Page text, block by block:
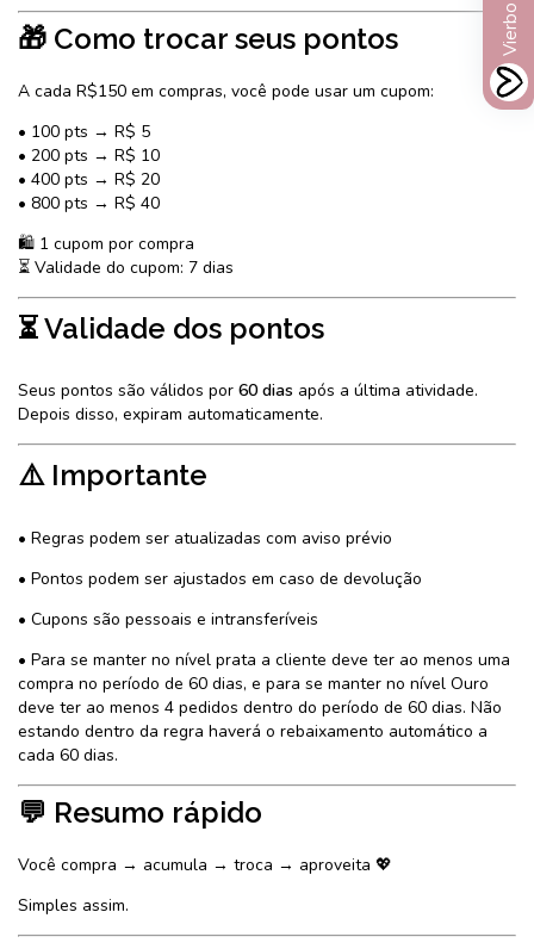
🎁 Como trocar seus pontos
A cada R$150 em compras, você pode usar um cupom:
• 100 pts → R$ 5
• 200 pts → R$ 10
• 400 pts → R$ 20
• 800 pts → R$ 40
🛍️ 1 cupom por compra
⏳ Validade do cupom: 7 dias
⏳ Validade dos pontos
Seus pontos são válidos por 60 dias após a última atividade.
Depois disso, expiram automaticamente.
⚠️ Importante
• Regras podem ser atualizadas com aviso prévio
• Pontos podem ser ajustados em caso de devolução
• Cupons são pessoais e intransferíveis
• Para se manter no nível prata a cliente deve ter ao menos uma
compra no período de 60 dias, e para se manter no nível Ouro
deve ter ao menos 4 pedidos dentro do período de 60 dias. Não
estando dentro da regra haverá o rebaixamento automático a
cada 60 dias.
💬 Resumo rápido
Você compra → acumula → troca → aproveita 💖
Simples assim.